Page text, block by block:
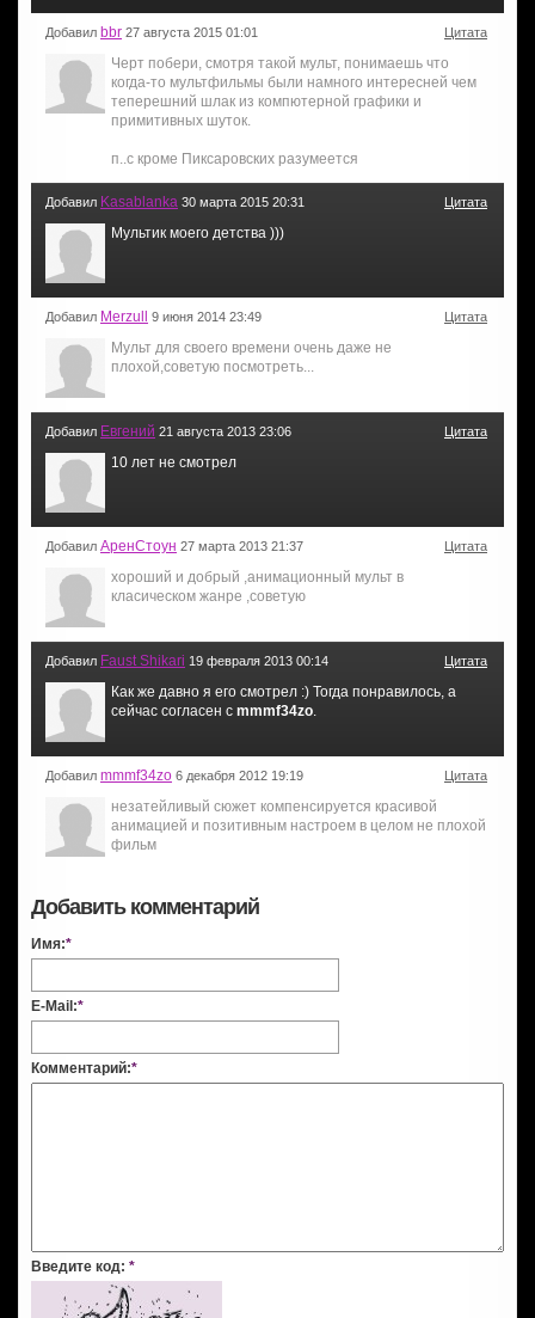
Добавил bbr 27 августа 2015 01:01 Цитата
Черт побери, смотря такой мульт, понимаешь что
когда-то мультфильмы были намного интересней чем
теперешний шлак из компютерной графики и
примитивных шуток.
п..с кроме Пиксаровских разумеется
Добавил Kasablanka 30 марта 2015 20:31 Цитата
Мультик моего детства )))
Добавил Merzull 9 июня 2014 23:49 Цитата
Мульт для своего времени очень даже не
плохой,советую посмотреть...
Добавил Евгений 21 августа 2013 23:06 Цитата
10 лет не смотрел
Добавил АренСтоун 27 марта 2013 21:37 Цитата
хороший и добрый ,анимационный мульт в
класическом жанре ,советую
Добавил Faust Shikari 19 февраля 2013 00:14 Цитата
Как же давно я его смотрел :) Тогда понравилось, а
сейчас согласен с mmmf34zo.
Добавил mmmf34zo 6 декабря 2012 19:19 Цитата
незатейливый сюжет компенсируется красивой
анимацией и позитивным настроем в целом не плохой
фильм
Добавить комментарий
Имя:*
E-Mail:*
Комментарий:*
Введите код: *